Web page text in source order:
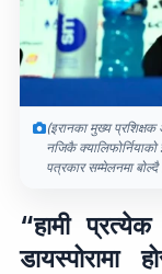
(इरानका मुख्य
नजिकै
पत्रकार सम्मेलनमा
“हामी
डायस्पोरामा